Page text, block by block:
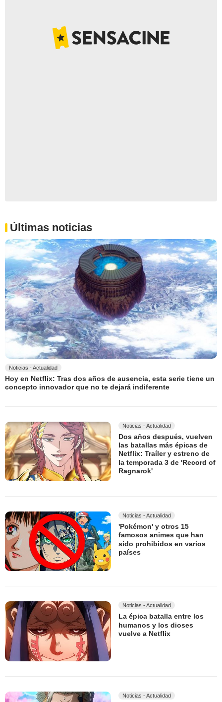
Últimas noticias
Noticias - Actualidad
Hoy en Netflix: Tras dos años de ausencia, esta serie tiene un
concepto innovador que no te dejará indiferente
Noticias - Actualidad
Dos años después, vuelven
las batallas más épicas de
Netflix: Traíler y estreno de
la temporada 3 de 'Record of
Ragnarok'
Noticias - Actualidad
'Pokémon' y otros 15
famosos animes que han
sido prohibidos en varios
países
Noticias - Actualidad
La épica batalla entre los
humanos y los dioses
vuelve a Netflix
Noticias - Actualidad